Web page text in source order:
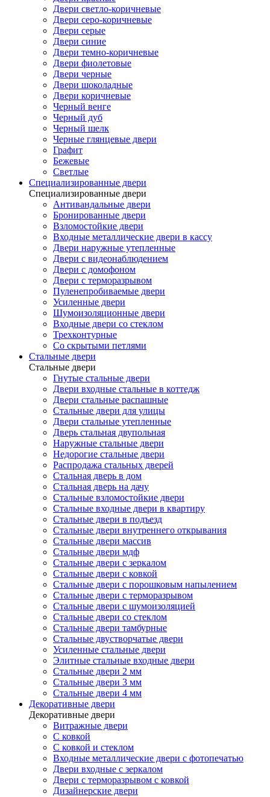
Двери светло-коричневые
Двери серо-коричневые
Двери серые
Двери синие
Двери темно-коричневые
Двери фиолетовые
Двери черные
Двери шоколадные
Двери коричневые
Черный венге
Черный дуб
Черный шелк
Черные глянцевые двери
Графит
Бежевые
Светлые
Специализированные двери
Специализированные двери
Антивандальные двери
Бронированные двери
Взломостойкие двери
Входные металлические двери в кассу
Двери наружные утепленные
Двери с видеонаблюдением
Двери с домофоном
Двери с терморазрывом
Пуленепробиваемые двери
Усиленные двери
Шумоизоляционные двери
Входные двери со стеклом
Трехконтурные
Со скрытыми петлями
Стальные двери
Стальные двери
Гнутые стальные двери
Двери входные стальные в коттедж
Двери стальные распашные
Стальные двери для улицы
Двери стальные утепленные
Дверь стальная двупольная
Наружные стальные двери
Недорогие стальные двери
Распродажа стальных дверей
Стальная дверь в дом
Стальная дверь на дачу
Стальные взломостойкие двери
Стальные входные двери в квартиру
Стальные двери в подъезд
Стальные двери внутреннего открывания
Стальные двери массив
Стальные двери мдф
Стальные двери с зеркалом
Стальные двери с ковкой
Стальные двери с порошковым напылением
Стальные двери с терморазрывом
Стальные двери с шумоизоляцией
Стальные двери со стеклом
Стальные двери тамбурные
Стальные двустворчатые двери
Усиленные стальные двери
Элитные стальные входные двери
Стальные двери 2 мм
Стальные двери 3 мм
Стальные двери 4 мм
Декоративные двери
Декоративные двери
Витражные двери
С ковкой
С ковкой и стеклом
Входные металлические двери с фотопечатью
Двери входные с зеркалом
Двери с терморазрывом с ковкой
Дизайнерские двери